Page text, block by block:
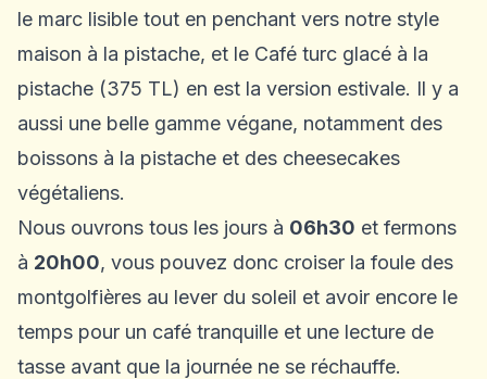
le marc lisible tout en penchant vers notre style
maison à la pistache, et le Café turc glacé à la
pistache (375 TL) en est la version estivale. Il y a
aussi une belle gamme végane, notamment des
boissons à la pistache et des cheesecakes
végétaliens.
Nous ouvrons tous les jours à 06h30 et fermons
à 20h00, vous pouvez donc croiser la foule des
montgolfières au lever du soleil et avoir encore le
temps pour un café tranquille et une lecture de
tasse avant que la journée ne se réchauffe.